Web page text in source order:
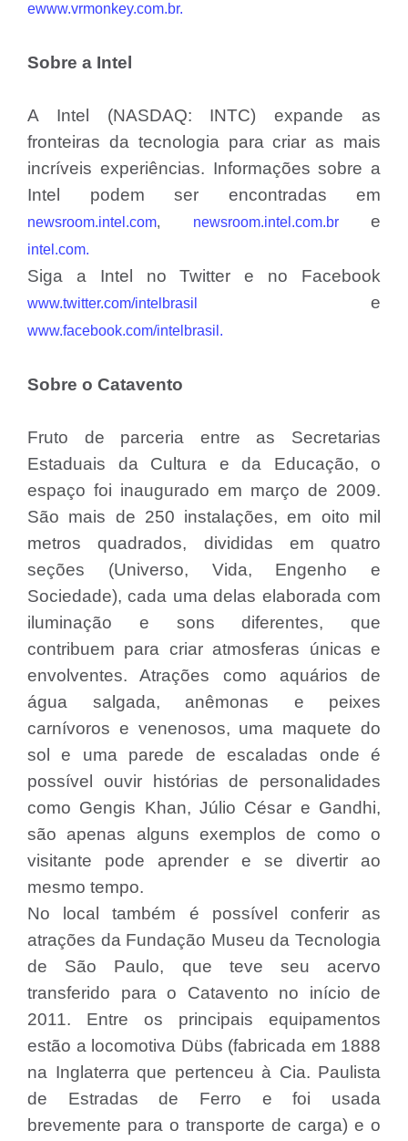
ewww.vrmonkey.com.br.
Sobre a Intel
A Intel (NASDAQ: INTC) expande as
fronteiras da tecnologia para criar as mais
incríveis experiências. Informações sobre a
Intel podem ser encontradas em
newsroom.intel.com, newsroom.intel.com.br e
intel.com.
Siga a Intel no Twitter e no Facebook
www.twitter.com/intelbrasil e
www.facebook.com/intelbrasil.
Sobre o Catavento
Fruto de parceria entre as Secretarias
Estaduais da Cultura e da Educação, o
espaço foi inaugurado em março de 2009.
São mais de 250 instalações, em oito mil
metros quadrados, divididas em quatro
seções (Universo, Vida, Engenho e
Sociedade), cada uma delas elaborada com
iluminação e sons diferentes, que
contribuem para criar atmosferas únicas e
envolventes. Atrações como aquários de
água salgada, anêmonas e peixes
carnívoros e venenosos, uma maquete do
sol e uma parede de escaladas onde é
possível ouvir histórias de personalidades
como Gengis Khan, Júlio César e Gandhi,
são apenas alguns exemplos de como o
visitante pode aprender e se divertir ao
mesmo tempo.
No local também é possível conferir as
atrações da Fundação Museu da Tecnologia
de São Paulo, que teve seu acervo
transferido para o Catavento no início de
2011. Entre os principais equipamentos
estão a locomotiva Dübs (fabricada em 1888
na Inglaterra que pertenceu à Cia. Paulista
de Estradas de Ferro e foi usada
brevemente para o transporte de carga) e o